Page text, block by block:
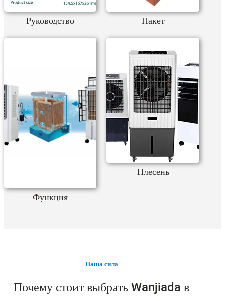
Руководство Пакет
Функция
Плесень
Наша сила
Почему стоит выбрать Wanjiada в